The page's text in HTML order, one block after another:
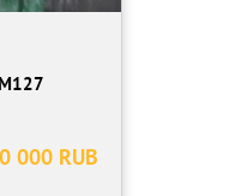
000 RUB